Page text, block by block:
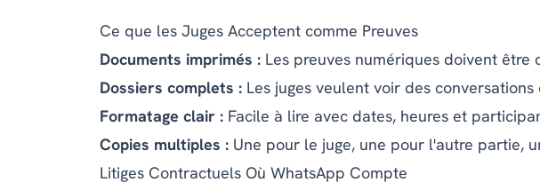
Ce que les Juges Acceptent comme Preuves
Documents imprimés : Les preuves numériques doivent être
Dossiers complets : Les juges veulent voir des
Formatage clair : Facile à lire avec dates, heures et
Copies multiples : Une pour le juge, une pour l'autre partie,
Litiges Contractuels Où WhatsApp Compte